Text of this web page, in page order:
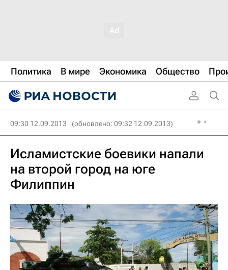
Политика В мире Экономика Общество
09:30 12.09.2013 (обновлено: 09:32 12.09.2013)
Исламистские боевики напали
на второй город на юге
Филиппин